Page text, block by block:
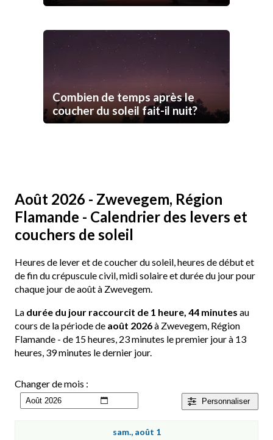
Combien de temps après le
coucher du soleil fait-il nuit?
Août 2026 - Zwevegem, Région
Flamande - Calendrier des levers et
couchers de soleil
Heures de lever et de coucher du soleil, heures de début et
de fin du crépuscule civil, midi solaire et durée du jour pour
chaque jour de août à Zwevegem.
La durée du jour raccourcit de 1 heure, 44 minutes au
cours de la période de août 2026à Zwevegem, Région
Flamande - de 15 heures, 23 minutes le premier jour à 13
heures, 39 minutes le dernier jour.
Personnaliser
Changer de mois :
sam., août 1